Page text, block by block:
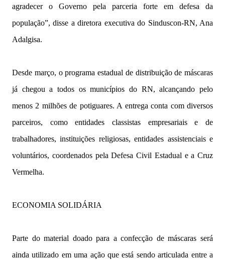
agradecer o Governo pela parceria forte em defesa da
população”, disse a diretora executiva do Sinduscon-RN, Ana
Adalgisa.
Desde março, o programa estadual de distribuição de máscaras
já chegou a todos os municípios do RN, alcançando pelo
menos 2 milhões de potiguares. A entrega conta com diversos
parceiros, como entidades classistas empresariais e de
trabalhadores, instituições religiosas, entidades assistenciais e
voluntários, coordenados pela Defesa Civil Estadual e a Cruz
Vermelha.
ECONOMIA SOLIDÁRIA
Parte do material doado para a confecção de máscaras será
ainda utilizado em uma ação que está sendo articulada entre a